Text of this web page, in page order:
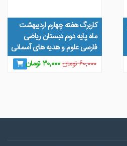
کاربرگ هفته چهارم اردیبهشت
ماه پایه دوم دبستان ریاضی
فارسی علوم و هدیه های آسمانی
۶۰,۰۰۰تومانقیمت
۳۰,۰۰۰تومانقیمت